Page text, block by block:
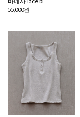
55,000원